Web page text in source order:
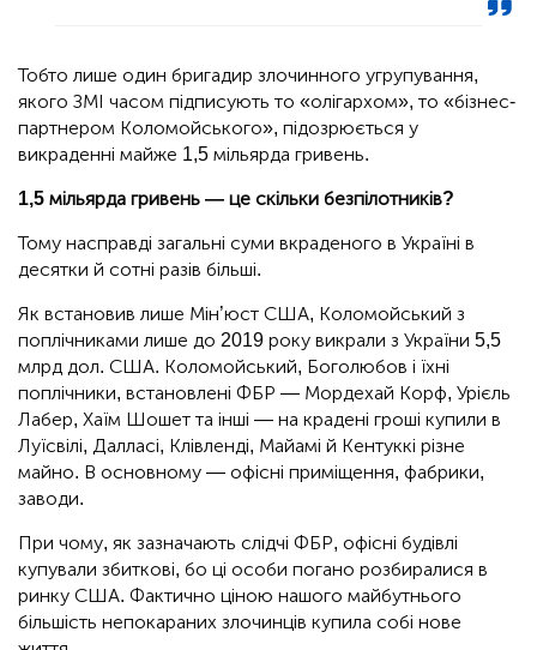
Тобто лише один бригадир злочинного угрупування,
якого ЗМІ часом підписують то «олігархом», то «бізнес-
партнером Коломойського», підозрюється у
викраденні майже 1,5 мільярда гривень.
1,5 мільярда гривень — це скільки безпілотників?
Тому насправді загальні суми вкраденого в Україні в
десятки й сотні разів більші.
Як встановив лише Мін’юст США, Коломойський з
поплічниками лише до 2019 року викрали з України 5,5
млрд дол. США. Коломойський, Боголюбов і їхні
поплічники, встановлені ФБР — Мордехай Корф, Урієль
Лабер, Хаїм Шошет та інші — на крадені гроші купили в
Луїсвілі, Далласі, Клівленді, Майамі й Кентуккі різне
майно. В основному — офісні приміщення, фабрики,
заводи.
При чому, як зазначають слідчі ФБР, офісні будівлі
купували збиткові, бо ці особи погано розбиралися в
ринку США. Фактично ціною нашого майбутнього
більшість непокараних злочинців купила собі нове